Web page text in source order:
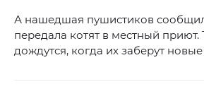
А нашедшая пушистиков
передала котят в местный
дождутся, когда их заберут новые